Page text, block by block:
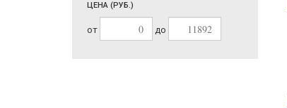
ЦЕНА (РУБ.)
от до